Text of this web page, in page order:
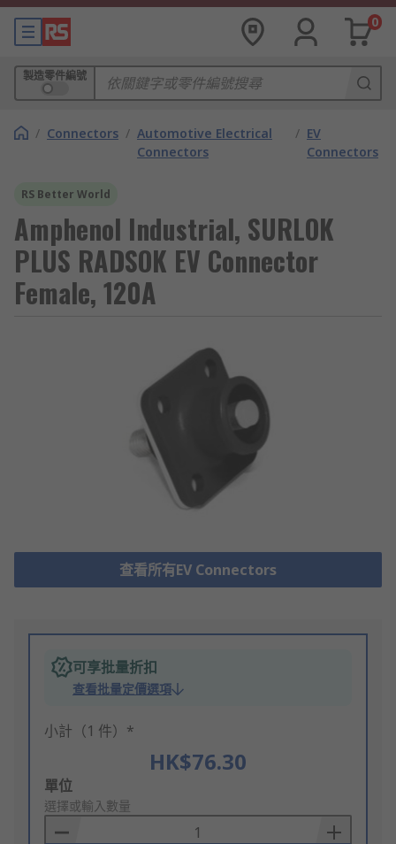
0
製造零件編號
/ Connectors / Automotive Electrical
Connectors
/ EV
Connectors
RS Better World
Amphenol Industrial, SURLOK
PLUS RADSOK EV Connector
Female, 120A
查看所有EV Connectors
可享批量折扣
查看批量定價選項
小計（1 件）*
HK$76.30
Add
to
Basket
單位
選擇或輸入數量